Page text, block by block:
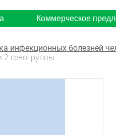
Коммерческое
инфекционных болезней
2 геногруппы